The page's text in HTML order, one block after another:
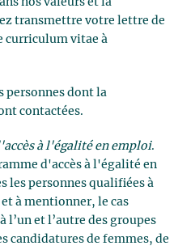
transmettre votre lettre de
curriculum vitae à
personnes dont la
contactées.
à l'égalité en emploi.
d'accès à l'égalité en
les personnes qualifiées à
à mentionner, le cas
l’un et l’autre des groupes
candidatures de femmes, de